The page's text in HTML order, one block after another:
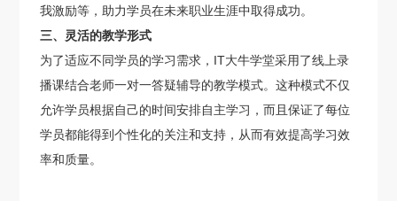
我激励等，助力学员在未来职业生涯中取得成功。
三、灵活的教学形式
为了适应不同学员的学习需求，IT大牛学堂采用了线上录
播课结合老师一对一答疑辅导的教学模式。这种模式不仅
允许学员根据自己的时间安排自主学习，而且保证了每位
学员都能得到个性化的关注和支持，从而有效提高学习效
率和质量。